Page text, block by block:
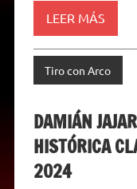
LEER MÁS
Tiro con Arco
DAMIÁN
HISTÓRICA
2024